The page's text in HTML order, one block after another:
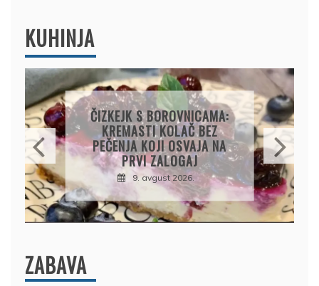
KUHINJA
KOLAČ S LIMUNOM I
SIROM: RECEPT ZA
KREMASTU POSLASTICU
KOJA SE TOPI U USTIMA
9. avgust 2026.
ZABAVA